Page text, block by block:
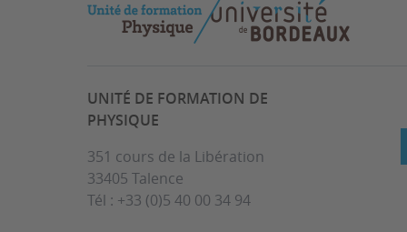
UNITÉ DE FORMATION DE
PHYSIQUE
351 cours de la Libération
33405 Talence
Tél : +33 (0)5 40 00 34 94